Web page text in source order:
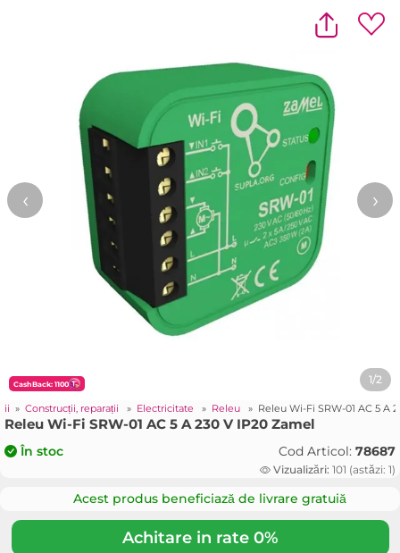
CashBack: 1100 1/2
‹ ›
» Construcții, reparații » Electricitate » Releu » Releu Wi-Fi SRW-01 AC 5 A
Releu Wi-Fi SRW-01 AC 5 A 230 V IP20 Zamel
În stoc Cod Articol: 78687
Vizualizări: 101 (astăzi: 1)
Acest produs beneficiază de livrare gratuiă
Achitare in rate 0%